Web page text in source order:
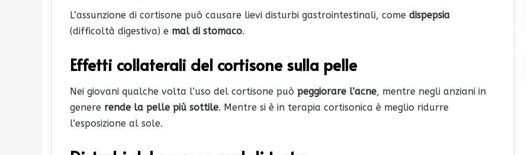
L’assunzione di cortisone può causare lievi disturbi gastrointestinali, come dispepsia
(difficoltà digestiva) e mal di stomaco.
Effetti collaterali del cortisone sulla pelle
Nei giovani qualche volta l’uso del cortisone può peggiorare l’acne, mentre negli anziani in
genere rende la pelle più sottile. Mentre si è in terapia cortisonica è meglio ridurre
l’esposizione al sole.